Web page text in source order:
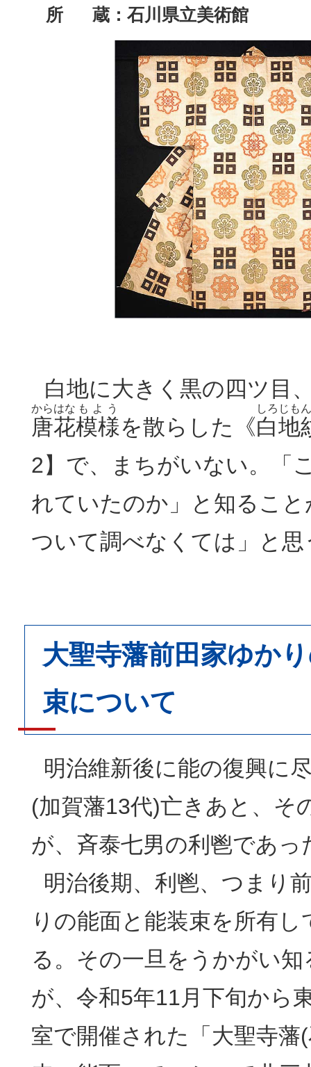
所 蔵： 石川県立美術館
白地に大きく黒の四ツ目
唐
から
花
はな
模様
もよう
を散らした《白地
しろじも
2】で、まちがいない。「
れていたのか」と知るこ
ついて調べなくては」と
大聖寺藩前田家ゆか
束について
明治維新後に能の復興に
(加賀藩13代)亡きあと、そ
が、斉泰七男の利鬯であっ
明治後期、利鬯、つまり
りの能面と能装束を所有
る。 その一旦をうかがい
が、令和5年11月下旬から
室で開催された「大聖寺藩